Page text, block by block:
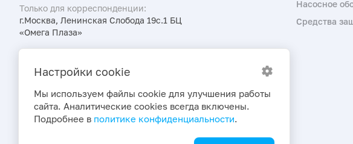
Только для корреспонденции:
г.Москва, Ленинская Слобода 19с.1 БЦ
«Омега Плаза»
акциях и новостях первыми
Насосное
Средства
Настройки cookie
Мы используем файлы cookie для улучшения работы
сайта. Аналитические cookies всегда включены.
Подробнее в политике конфиденциальности.